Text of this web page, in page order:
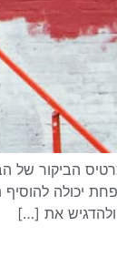
הביקור של
יכולה להוסיף
את […]